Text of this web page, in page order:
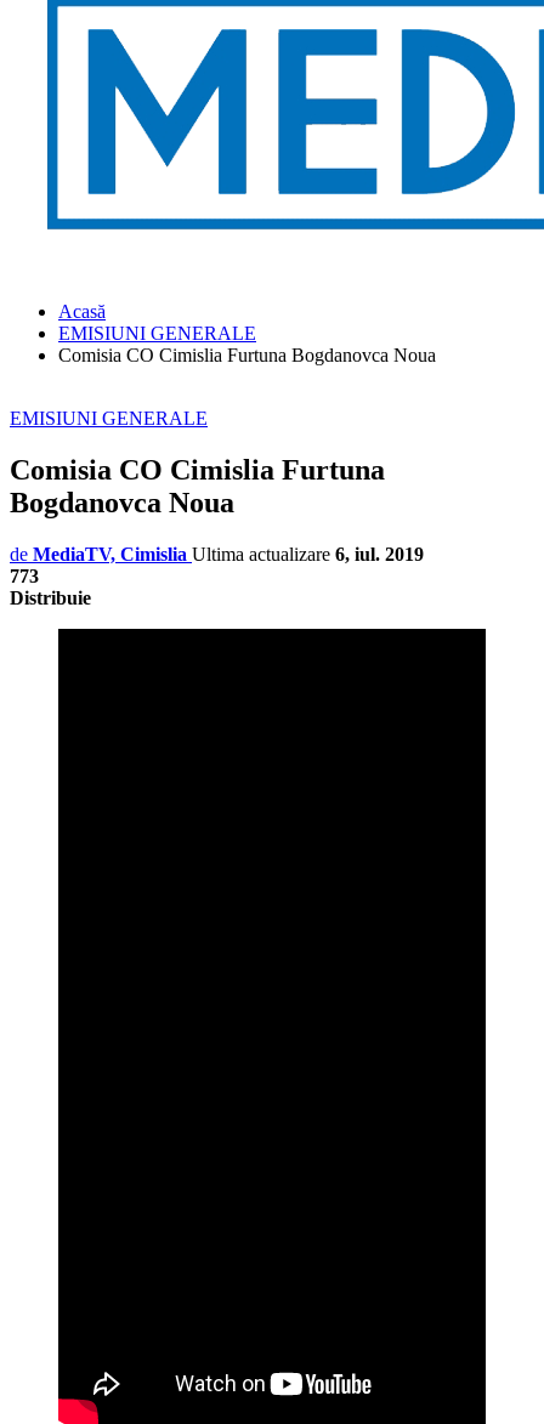
Acasă
EMISIUNI GENERALE
Comisia CO Cimislia Furtuna Bogdanovca Noua
EMISIUNI GENERALE
Comisia CO Cimislia Furtuna
Bogdanovca Noua
de MediaTV, Cimislia Ultima actualizare 6, iul. 2019
773
Distribuie